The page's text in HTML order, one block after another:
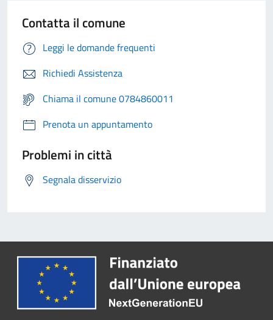
Contatta il comune
Leggi le domande frequenti
Richiedi Assistenza
Chiama il comune 0784860011
Prenota un appuntamento
Problemi in città
Segnala disservizio